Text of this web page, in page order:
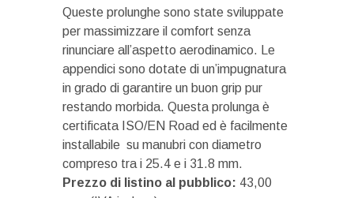
Queste prolunghe sono state sviluppate
per massimizzare il comfort senza
rinunciare all’aspetto aerodinamico. Le
appendici sono dotate di un’impugnatura
in grado di garantire un buon grip pur
restando morbida. Questa prolunga è
certificata ISO/EN Road ed è facilmente
installabile su manubri con diametro
compreso tra i 25.4 e i 31.8 mm.
Prezzo di listino al pubblico: 43,00